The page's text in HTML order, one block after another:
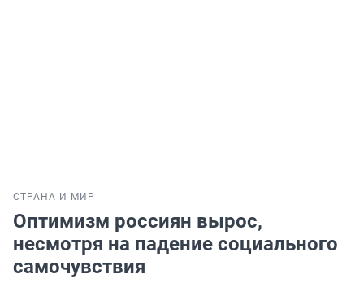
СТРАНА И МИР
Оптимизм россиян вырос,
несмотря на падение социального
самочувствия